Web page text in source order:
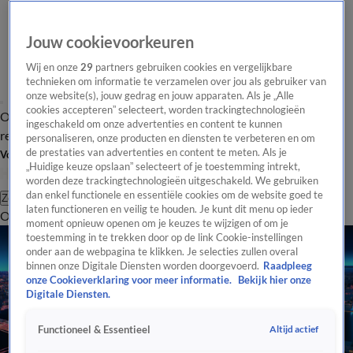
Overzicht Laatste nieuws Regionieuws Het beste van Hart
Tip de
redactie
Volg Hart van Nederland
Zoeken
OverzichtRegioUitzendingenWeerTip de redactiePanelVideo's
Jouw cookievoorkeuren
Wij en onze29 partners gebruiken cookies en vergelijkbare
technieken om informatie te verzamelen over jou als gebruiker van
onze website(s), jouw gedrag en jouw apparaten. Als je „Alle
cookies accepteren” selecteert, worden trackingtechnologieën
ingeschakeld om onze advertenties en content te kunnen
personaliseren, onze producten en diensten te verbeteren en om
de prestaties van advertenties en content te meten. Als je
„Huidige keuze opslaan” selecteert of je toestemming intrekt,
worden deze trackingtechnologieën uitgeschakeld. We gebruiken
dan enkel functionele en essentiële cookies om de website goed te
laten functioneren en veilig te houden. Je kunt dit menu op ieder
moment opnieuw openen om je keuzes te wijzigen of om je
toestemming in te trekken door op de link Cookie-instellingen
onder aan de webpagina te klikken. Je selecties zullen overal
binnen onze Digitale Diensten worden doorgevoerd. Raadpleeg
onze Cookieverklaring voor meer informatie.
Bekijk hier onze
Digitale Diensten.
Functioneel & Essentieel Altijd actief